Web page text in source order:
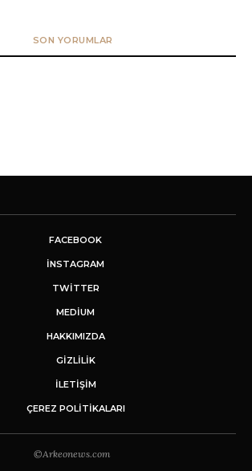
SON YORUMLAR
FACEBOOK
INSTAGRAM
TWITTER
MEDIUM
HAKKIMIZDA
GİZLİLİK
İLETIŞIM
ÇEREZ POLITIKALARI
©Arkeonews.com